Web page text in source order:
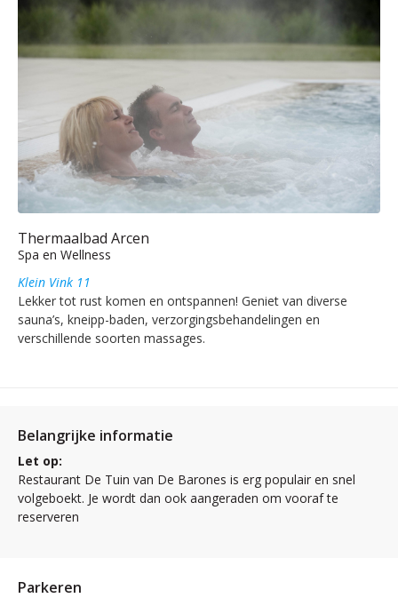
Thermaalbad Arcen
Spa en Wellness
Klein Vink 11
Lekker tot rust komen en ontspannen! Geniet van diverse
sauna’s, kneipp-baden, verzorgingsbehandelingen en
verschillende soorten massages.
Belangrijke informatie
Let op:
Restaurant De Tuin van De Barones is erg populair en snel
volgeboekt. Je wordt dan ook aangeraden om vooraf te
reserveren
Parkeren